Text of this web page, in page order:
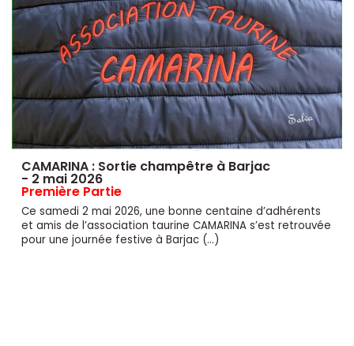
CAMARINA : Sortie champêtre à Barjac
- 2 mai 2026
Première Partie
Ce samedi 2 mai 2026, une bonne centaine d’adhérents
et amis de l’association taurine CAMARINA s’est retrouvée
pour une journée festive à Barjac (…)